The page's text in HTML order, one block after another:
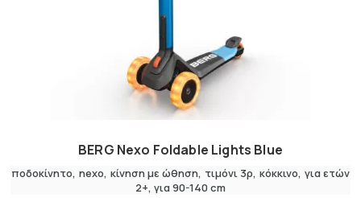
BERG Nexo Foldable Lights Blue
ποδοκίνητο nexo κίνηση με ώθηση τιμόνι 3ρ κόκκινο για ετών
2+ για 90-140 cm